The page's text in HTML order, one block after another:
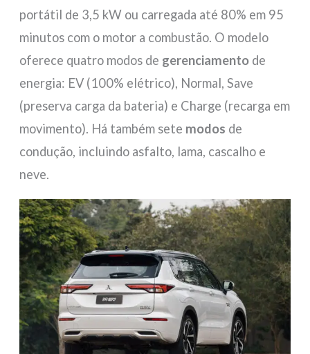
portátil de 3,5 kW ou carregada até 80% em 95
minutos com o motor a combustão. O modelo
oferece quatro modos de gerenciamento de
energia: EV (100% elétrico), Normal, Save
(preserva carga da bateria) e Charge (recarga em
movimento). Há também sete modos de
condução, incluindo asfalto, lama, cascalho e
neve.